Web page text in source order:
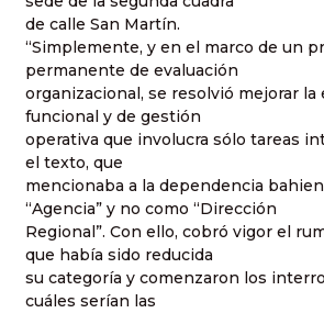
de calle San Martín.
“Simplemente, y en el marco de un
permanente de evaluación
organizacional, se resolvió mejorar la
funcional y de gestión
operativa que involucra sólo tareas
el texto, que
mencionaba a la dependencia
“Agencia” y no como “Dirección
Regional”. Con ello, cobró vigor el
que había sido reducida
su categoría y comenzaron los
cuáles serían las